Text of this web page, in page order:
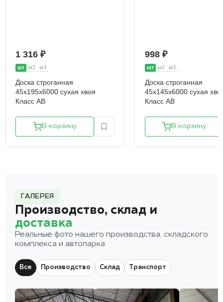
1 316 ₽
шт м2 м3
Доска строганная
45х195х6000 сухая хвоя
Класс АВ
В корзину
998 ₽
шт м2 м3
Доска строганная
45х145х6000 сухая
Класс АВ
В корзину
ГАЛЕРЕЯ
Производство, склад и
доставка
Реальные фото нашего производства, складского
комплекса и автопарка
Все Производство Склад Транспорт